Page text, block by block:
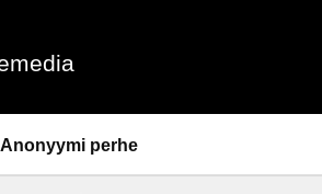
Anonyymi perhe